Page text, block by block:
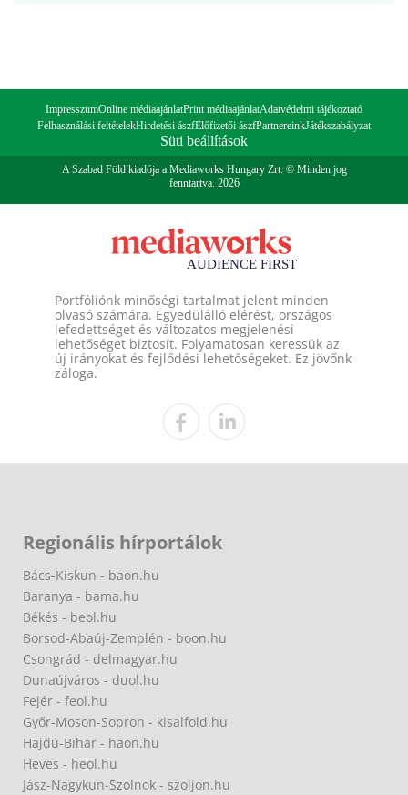
ImpresszumOnline médiaajánlatPrint médiaajánlatAdatvédelmi tájékoztató
Felhasználási feltételekHirdetési ászfElőfizetői ászfPartnereinkJátékszabályzat
Süti beállítások
A Szabad Föld kiadója a Mediaworks Hungary Zrt. © Minden jog
fenntartva. 2026
Portfóliónk minőségi tartalmat jelent minden
olvasó számára. Egyedülálló elérést, országos
lefedettséget és változatos megjelenési
lehetőséget biztosít. Folyamatosan keressük az
új irányokat és fejlődési lehetőségeket. Ez jövőnk
záloga.
Regionális hírportálok
Bács-Kiskun - baon.hu
Baranya - bama.hu
Békés - beol.hu
Borsod-Abaúj-Zemplén - boon.hu
Csongrád - delmagyar.hu
Dunaújváros - duol.hu
Fejér - feol.hu
Győr-Moson-Sopron - kisalfold.hu
Hajdú-Bihar - haon.hu
Heves - heol.hu
Jász-Nagykun-Szolnok - szoljon.hu